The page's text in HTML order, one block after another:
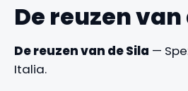
De reuzen van
De reuzen van de Sila —
Italia.